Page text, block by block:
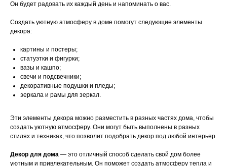
Он будет радовать их каждый день и напоминать о вас.
Создать уютную атмосферу в доме помогут следующие элементы
декора:
картины и постеры;
статуэтки и фигурки;
вазы и кашпо;
свечи и подсвечники;
декоративные подушки и пледы;
зеркала и рамы для зеркал.
Эти элементы декора можно разместить в разных частях дома, чтобы
создать уютную атмосферу. Они могут быть выполнены в разных
стилях и техниках, что позволит подобрать декор под любой интерьер.
Декор для дома — это отличный способ сделать свой дом более
уютным и привлекательным. Он поможет создать атмосферу тепла и